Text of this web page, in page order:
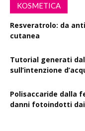
KOSMETICA
Resveratrolo: da
cutanea
Tutorial generati
sull’intenzione
Polisaccaride dalla
danni fotoindotti dai